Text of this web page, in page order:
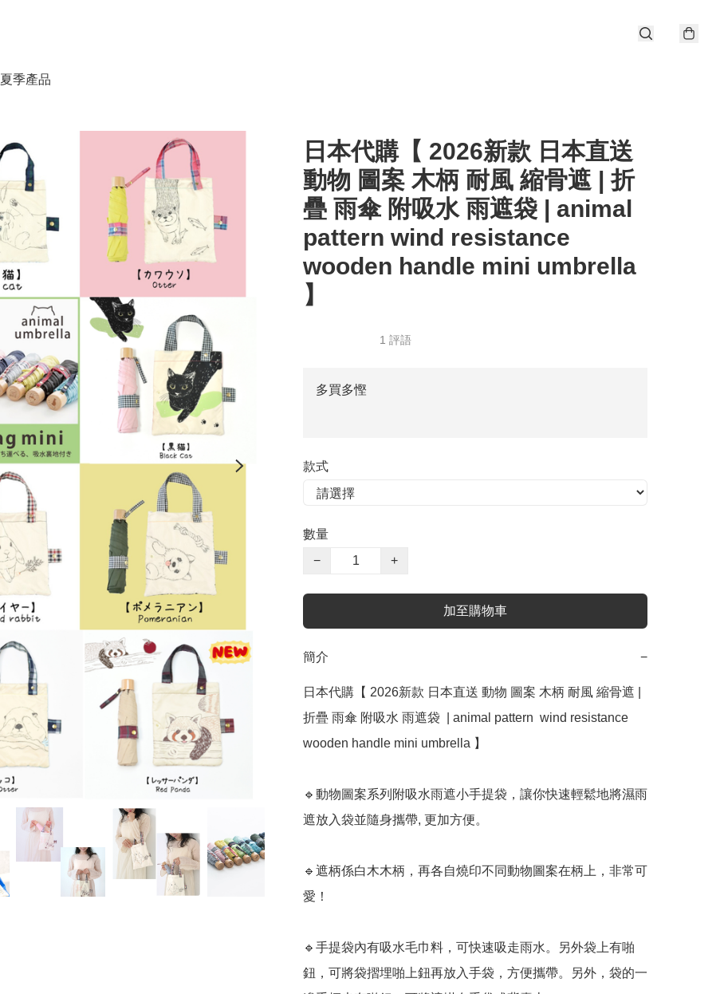
季產品
日本代購【 2026新款 日本直送
動物 圖案 木柄 耐風 縮骨遮 | 折
疊 雨傘 附吸水 雨遮袋 | animal
pattern wind resistance
wooden handle mini umbrella
】
1 評語
多買多慳
款式
數量
−
+
加至購物車
簡介 −
日本代購【﻿ 2026新款 日本直送 動物 圖案 木柄 耐風 縮骨遮 |
折疊 雨傘 附吸水 雨遮袋  | animal pattern  wind resistance
wooden handle mini umbrella 】
🔹動物圖案系列附吸水雨遮小手提袋，讓你快速輕鬆地將濕雨
遮放入袋並隨身攜帶, 更加方便。
🔹遮柄係白木木柄，再各自燒印不同動物圖案在柄上，非常可
愛！
🔹手提袋內有吸水毛巾料，可快速吸走雨水。另外袋上有啪
鈕，可將袋摺埋啪上鈕再放入手袋，方便攜帶。另外，袋的一